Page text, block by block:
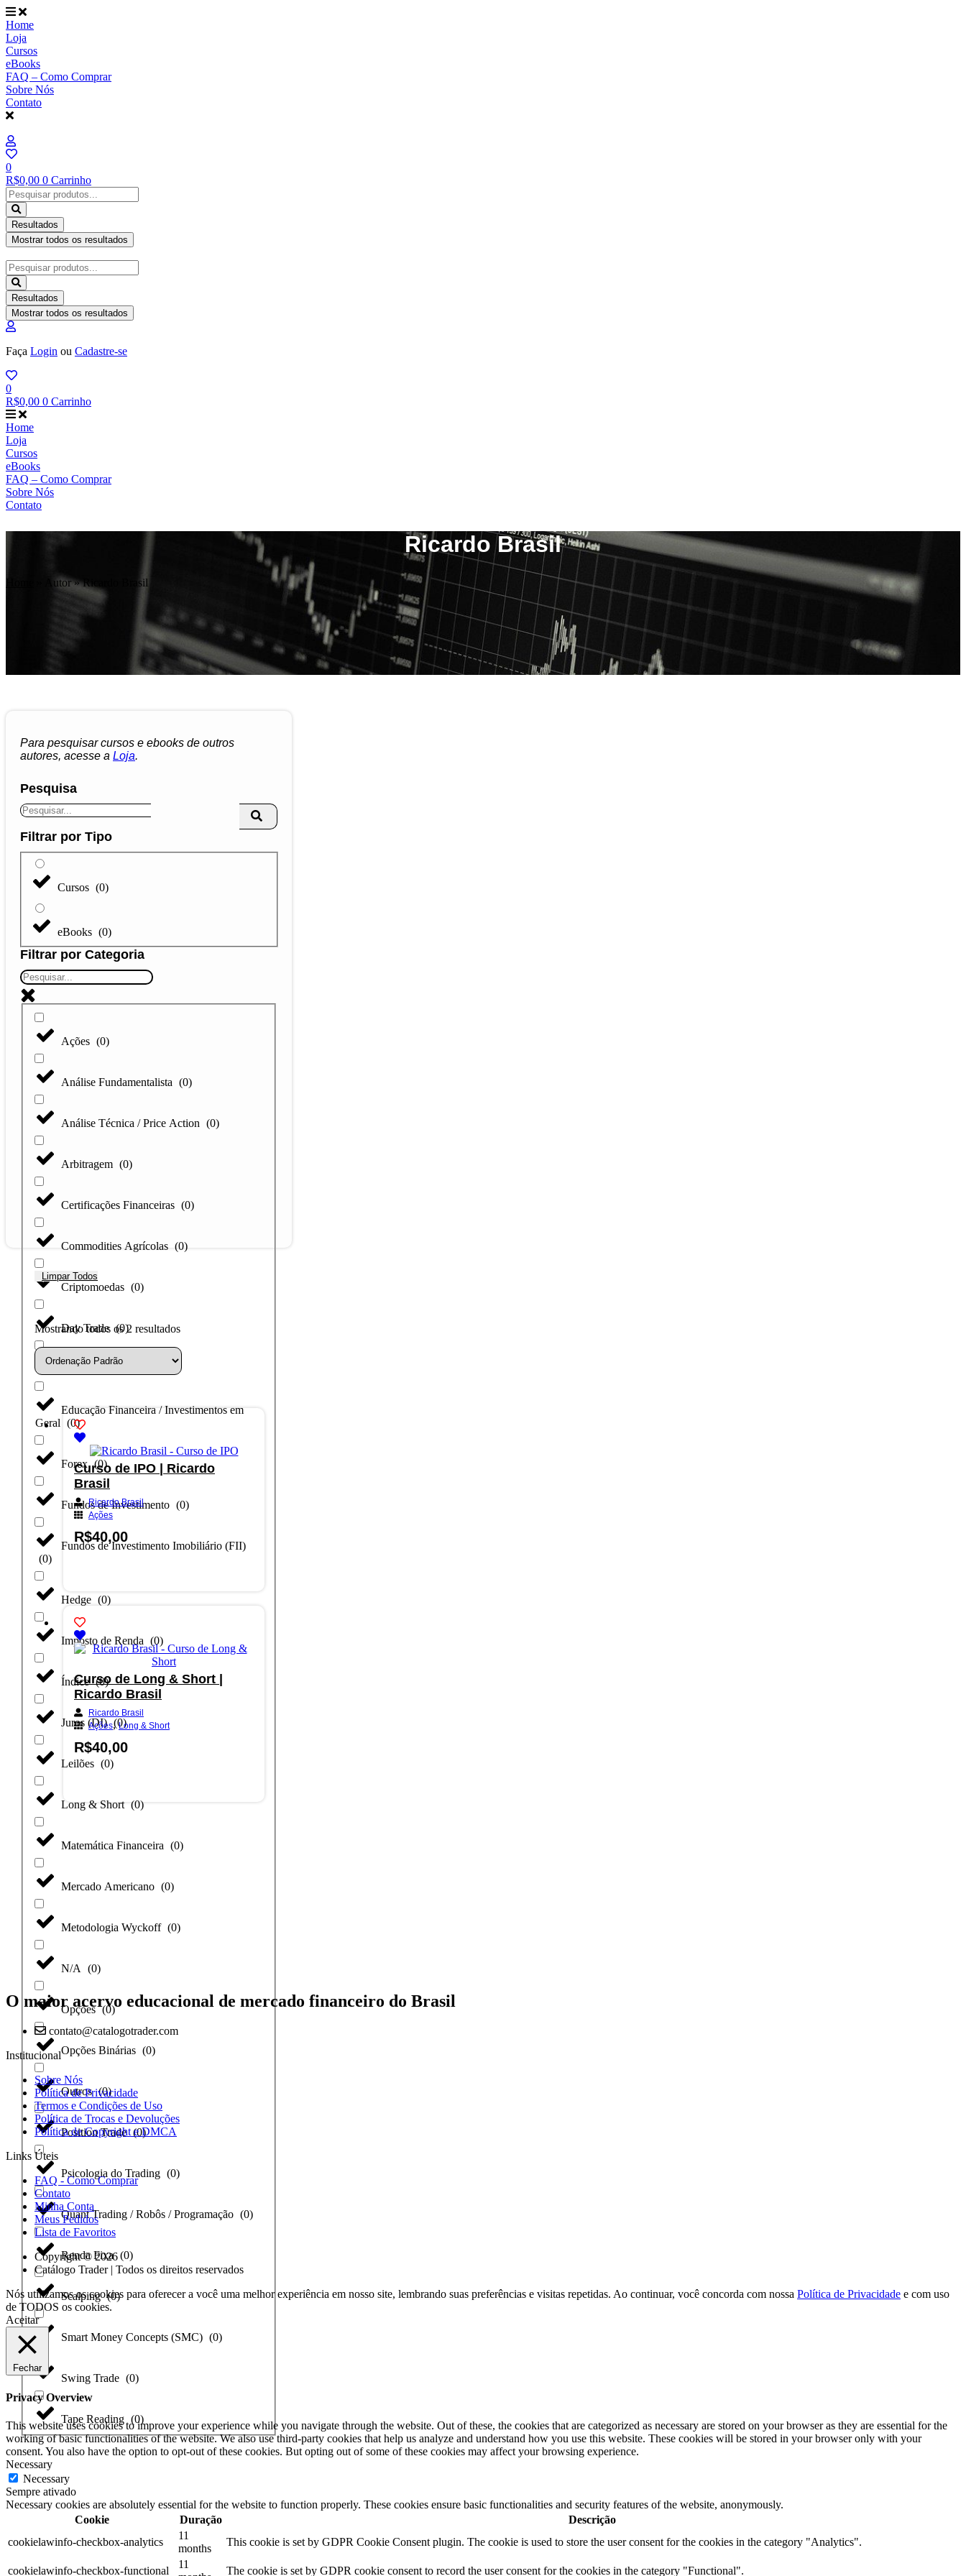
Ir
para
o
conteúdo
Home
Loja
Cursos
eBooks
FAQ – Como Comprar
Sobre Nós
Contato
0
R$0,00 0 Carrinho
Pesquisar
...
Resultados
Mostrar todos os resultados
Pesquisar
...
Resultados
Mostrar todos os resultados
Faça Login ou Cadastre-se
0
R$0,00 0 Carrinho
Home
Loja
Cursos
eBooks
FAQ – Como Comprar
Sobre Nós
Contato
Ricardo Brasil
Home Autor»Ricardo Brasil
Para pesquisar cursos e ebooks de outros
autores, acesse a Loja.
Pesquisa
Filtrar por Tipo
Cursos (0)
eBooks (0)
Filtrar por Categoria
Ações (0)
Análise Fundamentalista (0)
Análise Técnica / Price Action (0)
Arbitragem (0)
Certificações Financeiras (0)
Commodities Agrícolas (0)
Criptomoedas (0)
Day Trade (0)
Dólar
Educação Financeira / Investimentos em
Geral (0)
Forex (0)
Fundos de Investimento (0)
Fundos de Investimento Imobiliário (FII)
(0)
Hedge (0)
Imposto de Renda (0)
Índice (0)
Juros (DI) (0)
Leilões (0)
Long & Short (0)
Matemática Financeira (0)
Mercado Americano (0)
Metodologia Wyckoff (0)
N/A (0)
Opções (0)
Opções Binárias (0)
Outros (0)
Position Trade (0)
Psicologia do Trading (0)
Quant Trading / Robôs / Programação (0)
Renda Fixa (0)
Scalping (0)
Smart Money Concepts (SMC) (0)
Swing Trade (0)
Tape Reading (0)
Limpar Todos
Mostrando todos os 2 resultados
Curso de IPO | Ricardo
Brasil
Ricardo Brasil
Ações
R$40,00
Curso de Long & Short |
Ricardo Brasil
Ricardo Brasil
Ações,Long & Short
R$40,00
O maior acervo educacional de mercado financeiro do Brasil
contato@catalogotrader.com
Institucional
Sobre Nós
Política de Privacidade
Termos e Condições de Uso
Política de Trocas e Devoluções
Política de Copyright e DMCA
Links Úteis
FAQ - Como Comprar
Contato
Minha Conta
Meus Pedidos
Lista de Favoritos
Copyright © 2026
Catálogo Trader | Todos os direitos reservados
Nós utilizamos os cookies para oferecer a você uma melhor experiência em nosso site, lembrando suas preferências e visitas repetidas. Ao continuar, você concorda com nossa Política de Privacidade e com uso
de TODOS os cookies.
Aceitar
Fechar
Privacy Overview
This website uses cookies to improve your experience while you navigate through the website. Out of these, the cookies that are categorized as necessary are stored on your browser as they are essential for the
working of basic functionalities of the website. We also use third-party cookies that help us analyze and understand how you use this website. These cookies will be stored in your browser only with your
consent. You also have the option to opt-out of these cookies. But opting out of some of these cookies may affect your browsing experience.
Necessary
Necessary
Sempre ativado
Necessary cookies are absolutely essential for the website to function properly. These cookies ensure basic functionalities and security features of the website, anonymously.
Cookie
Duração
Descrição
cookielawinfo-checkbox-analytics
11
months
This cookie is set by GDPR Cookie Consent plugin. The cookie is used to store the user consent for the cookies in the category "Analytics".
cookielawinfo-checkbox-functional
11
The cookie is set by GDPR cookie consent to record the user consent for the cookies in the category "Functional".